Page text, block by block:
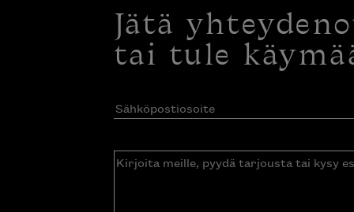
Jätä
tai tule
Sähköpostiosoite(Pakollinen)
Kirjoita